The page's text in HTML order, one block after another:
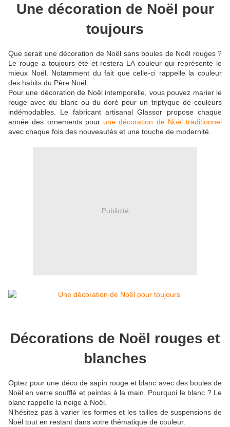
Une décoration de Noël pour
toujours
Que serait une décoration de Noël sans boules de Noël rouges ?
Le rouge a toujours été et restera LA couleur qui représente le
mieux Noël. Notamment du fait que celle-ci rappelle la couleur
des habits du Père Noël.
Pour une décoration de Noël intemporelle, vous pouvez marier le
rouge avec du blanc ou du doré pour un triptyque de couleurs
indémodables. Le fabricant artisanal Glassor propose chaque
année des ornements pour une décoration de Noël traditionnel
avec chaque fois des nouveautés et une touche de modernité.
Publicité
Décorations de Noël rouges et
blanches
Optez pour une déco de sapin rouge et blanc avec des boules de
Noël en verre soufflé et peintes à la main. Pourquoi le blanc ? Le
blanc rappelle la neige à Noël.
N’hésitez pas à varier les formes et les tailles de suspensions de
Noël tout en restant dans votre thématique de couleur.